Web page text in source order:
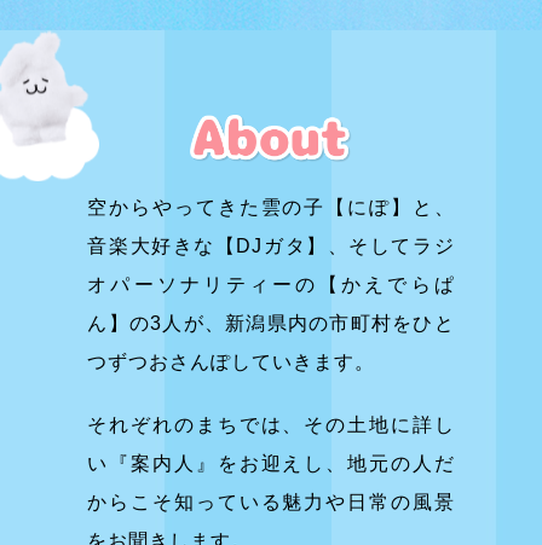
空からやってきた雲の子【にぽ】と、
音楽大好きな【DJガタ】、 そしてラジ
オパーソナリティーの【かえでらぱ
ん】の3人が、 新潟県内の市町村をひと
つずつおさんぽしていきます。
それぞれのまちでは、その土地に詳し
い『案内人』をお迎えし、地元の人だ
からこそ知っている魅力や日常の風景
をお聞きします。